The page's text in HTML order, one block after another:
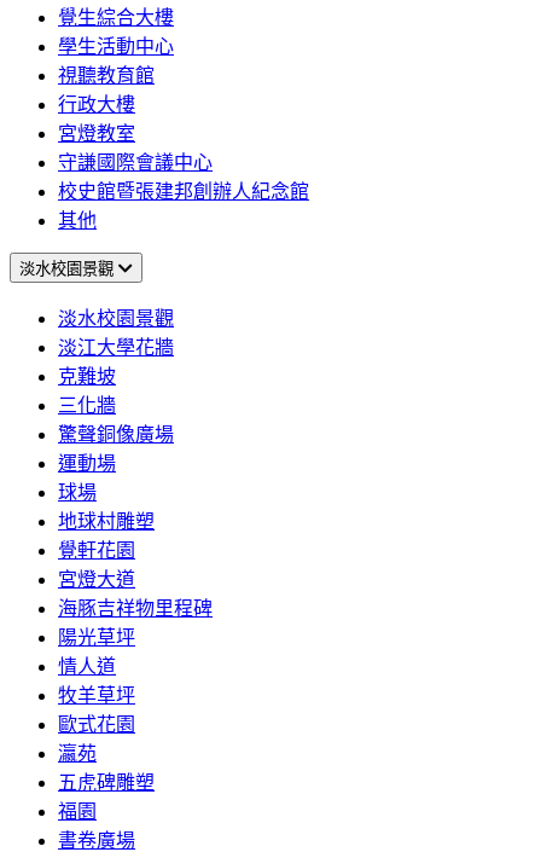
覺生綜合大樓
學生活動中心
視聽教育館
行政大樓
宮燈教室
守謙國際會議中心
校史館暨張建邦創辦人紀念館
其他
淡水校園景觀
淡水校園景觀
淡江大學花牆
克難坡
三化牆
驚聲銅像廣場
運動場
球場
地球村雕塑
覺軒花園
宮燈大道
海豚吉祥物里程碑
陽光草坪
情人道
牧羊草坪
歐式花園
瀛苑
五虎碑雕塑
福園
書卷廣場